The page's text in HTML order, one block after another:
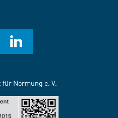
Normung e. V.